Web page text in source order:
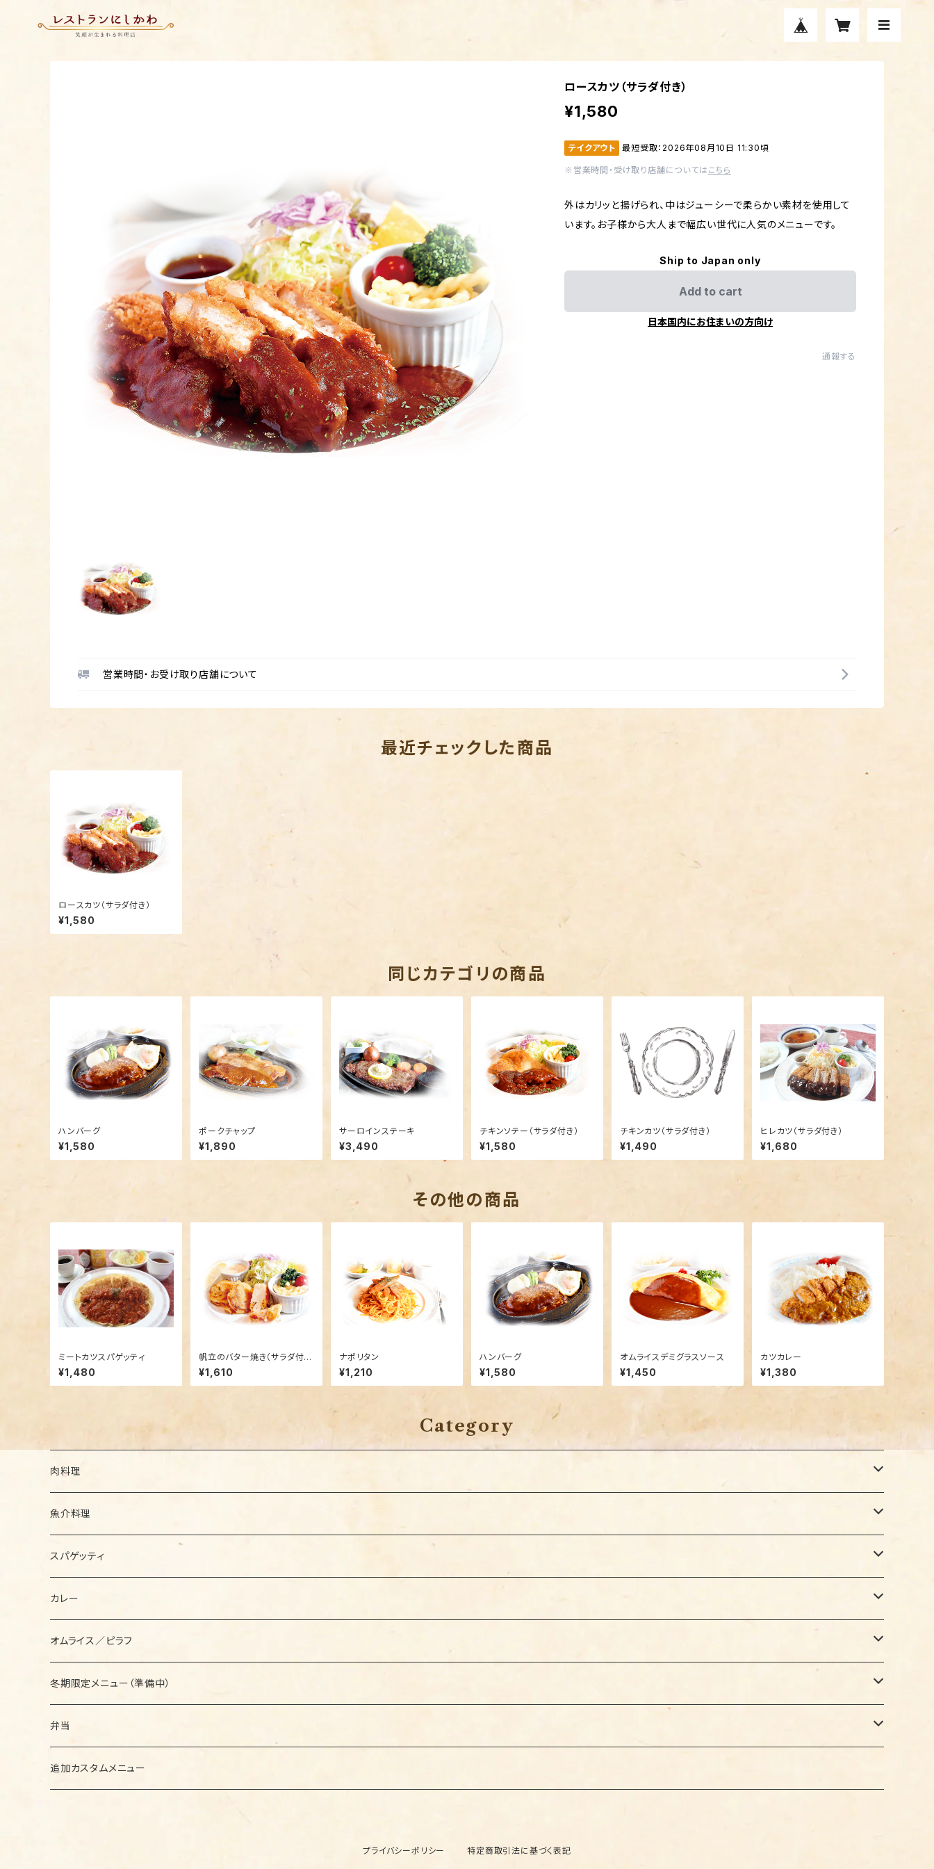
ロースカツ（サラダ付き）
¥1,580
テイクアウト 最短受取：2026年08月10日 11:30頃
※営業時間・受け取り店舗については こちら
外はカリッと揚げられ、中はジューシーで柔らかい素材を使用して
います。お子様から大人まで幅広い世代に人気のメニューです。
Ship to Japan only
Add to cart
日本国内にお住まいの方向け
通報する
営業時間・お受け取り店舗について
最近チェックした商品
ロースカツ（サラダ付き）
¥1,580
同じカテゴリの商品
ハンバーグ
¥1,580
ポークチャップ
¥1,890
サーロインステーキ
¥3,490
チキンソテー（サラダ付き）
¥1,580
チキンカツ（サラダ付き）
¥1,490
ヒレカツ（サラダ付き）
¥1,680
その他の商品
ミートカツスパゲッティ
¥1,480
帆立のバター焼き（サラダ付
き）
¥1,610
ナポリタン
¥1,210
ハンバーグ
¥1,580
オムライスデミグラスソース
¥1,450
カツカレー
¥1,380
Category
肉料理
セットメニュー
魚介料理
セットメニュー
スパゲッティ
セットメニュー
カレー
セットメニュー
オムライス／ピラフ
セットメニュー
冬期限定メニュー（準備中）
セットメニュー
弁当
セットメニュー
追加カスタムメニュー
プライバシーポリシー 特定商取引法に基づく表記